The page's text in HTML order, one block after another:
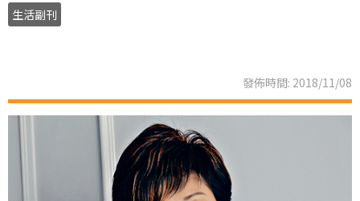
生活副刊
發佈時間: 2018/11/08